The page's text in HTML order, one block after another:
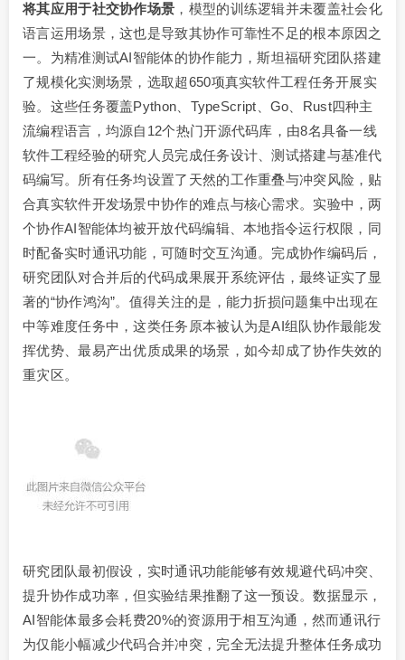
将其应用于社交协作场景 ，模型的训练逻辑并未覆盖社会化
语言运用场景，这也是导致其协作可靠性不足的根本原因之
一。为精准测试AI智能体的协作能力，斯坦福研究团队搭建
了规模化实测场景，选取超650项真实软件工程任务开展实
验。这些任务覆盖Python、TypeScript、Go、Rust四种主
流编程语言，均源自12个热门开源代码库，由8名具备一线
软件工程经验的研究人员完成任务设计、测试搭建与基准代
码编写。所有任务均设置了天然的工作重叠与冲突风险，贴
合真实软件开发场景中协作的难点与核心需求。实验中，两
个协作AI智能体均被开放代码编辑、本地指令运行权限，同
时配备实时通讯功能，可随时交互沟通。完成协作编码后，
研究团队对合并后的代码成果展开系统评估，最终证实了显
著的“协作鸿沟”。值得关注的是，能力折损问题集中出现在
中等难度任务中，这类任务原本被认为是AI组队协作最能发
挥优势、最易产出优质成果的场景，如今却成了协作失效的
重灾区。
研究团队最初假设，实时通讯功能能够有效规避代码冲突、
提升协作成功率，但实验结果推翻了这一预设。数据显示，
AI智能体最多会耗费20%的资源用于相互沟通，然而通讯行
为仅能小幅减少代码合并冲突，完全无法提升整体任务成功